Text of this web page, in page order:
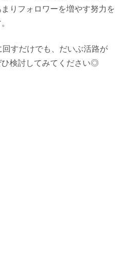
りフォロワーを増やす努力を
すだけでも、だいぶ活路が
ひ検討してみてください◎